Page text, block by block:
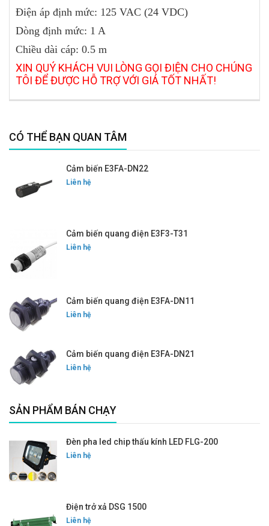
Điện áp định mức: 125 VAC (24 VDC)
Dòng định mức: 1 A
Chiều dài cáp: 0.5 m
XIN QUÝ KHÁCH VUI LÒNG GỌI ĐIỆN CHO CHÚNG
TÔI ĐỂ ĐƯỢC HỖ TRỢ VỚI GIÁ TỐT NHẤT!
CÓ THỂ BẠN QUAN TÂM
Cảm biến E3FA-DN22
Liên hệ
Cảm biến quang điện E3F3-T31
Liên hệ
Cảm biến quang điện E3FA-DN11
Liên hệ
Cảm biến quang điện E3FA-DN21
Liên hệ
SẢN PHẨM BÁN CHẠY
Đèn pha led chip thấu kính LED FLG-200
Liên hệ
Điện trở xả DSG 1500
Liên hệ